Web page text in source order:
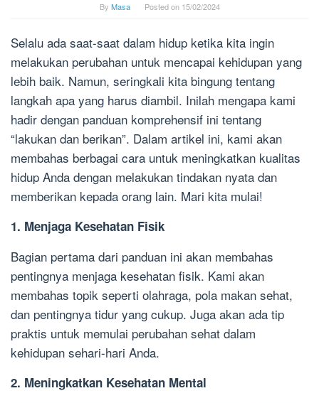
By Masa Posted on 15/02/2024
Selalu ada saat-saat dalam hidup ketika kita ingin
melakukan perubahan untuk mencapai kehidupan yang
lebih baik. Namun, seringkali kita bingung tentang
langkah apa yang harus diambil. Inilah mengapa kami
hadir dengan panduan komprehensif ini tentang
“lakukan dan berikan”. Dalam artikel ini, kami akan
membahas berbagai cara untuk meningkatkan kualitas
hidup Anda dengan melakukan tindakan nyata dan
memberikan kepada orang lain. Mari kita mulai!
1. Menjaga Kesehatan Fisik
Bagian pertama dari panduan ini akan membahas
pentingnya menjaga kesehatan fisik. Kami akan
membahas topik seperti olahraga, pola makan sehat,
dan pentingnya tidur yang cukup. Juga akan ada tip
praktis untuk memulai perubahan sehat dalam
kehidupan sehari-hari Anda.
2. Meningkatkan Kesehatan Mental